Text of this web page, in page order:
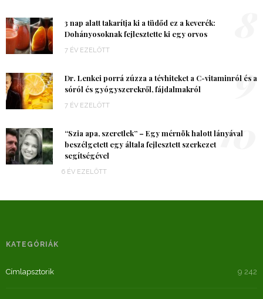
3 nap alatt takarítja ki a tüdőd ez a keverék:
Dohányosoknak fejlesztette ki egy orvos
7 ÉV EZELŐTT
Dr. Lenkei porrá zúzza a tévhiteket a C-vitaminról és a
sóról és gyógyszerekről, fájdalmakról
7 ÉV EZELŐTT
9
“Szia apa, szeretlek” – Egy mérnök halott lányával
beszélgetett egy általa fejlesztett szerkezet
segítségével
6 ÉV EZELŐTT
10
KATEGÓRIÁK
Címlapsztorik 9 242